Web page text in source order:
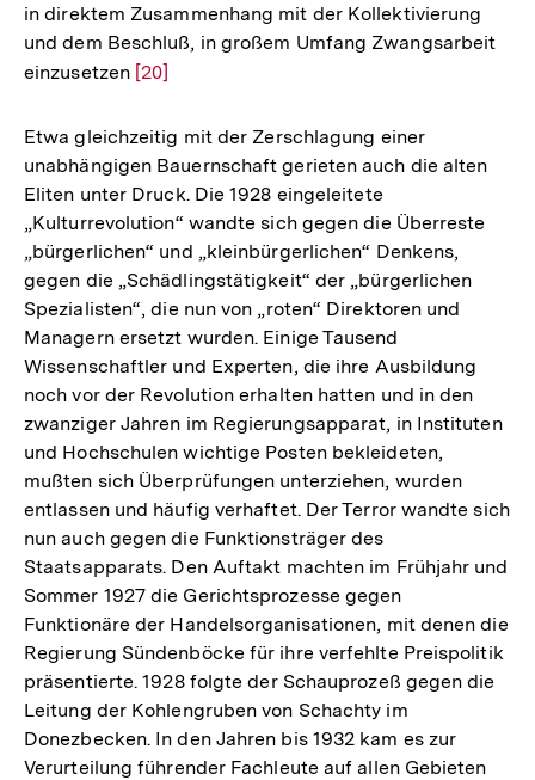
in direktem Zusammenhang mit der Kollektivierung
und dem Beschluß, in großem Umfang Zwangsarbeit
einzusetzen Zur
der
Fußnote
[20]
Etwa gleichzeitig mit der Zerschlagung einer
unabhängigen Bauernschaft gerieten auch die alten
Eliten unter Druck. Die 1928 eingeleitete
„Kulturrevolution“ wandte sich gegen die Überreste
„bürgerlichen“ und „kleinbürgerlichen“ Denkens,
gegen die „Schädlingstätigkeit“ der „bürgerlichen
Spezialisten“, die nun von „roten“ Direktoren und
Managern ersetzt wurden. Einige Tausend
Wissenschaftler und Experten, die ihre Ausbildung
noch vor der Revolution erhalten hatten und in den
zwanziger Jahren im Regierungsapparat, in Instituten
und Hochschulen wichtige Posten bekleideten,
mußten sich Überprüfungen unterziehen, wurden
entlassen und häufig verhaftet. Der Terror wandte sich
nun auch gegen die Funktionsträger des
Staatsapparats. Den Auftakt machten im Frühjahr und
Sommer 1927 die Gerichtsprozesse gegen
Funktionäre der Handelsorganisationen, mit denen die
Regierung Sündenböcke für ihre verfehlte Preispolitik
präsentierte. 1928 folgte der Schauprozeß gegen die
Leitung der Kohlengruben von Schachty im
Donezbecken. In den Jahren bis 1932 kam es zur
Verurteilung führender Fachleute auf allen Gebieten